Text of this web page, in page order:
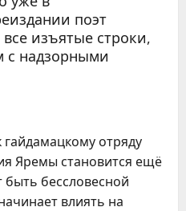
поэт
изъятые строки,
с надзорными
отряду
Яремы становится ещё
быть бессловесной
влиять на